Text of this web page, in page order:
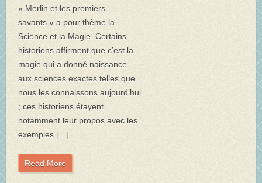
« Merlin et les premiers
savants » a pour thème la
Science et la Magie. Certains
historiens affirment que c’est la
magie qui a donné naissance
aux sciences exactes telles que
nous les connaissons aujourd’hui
; ces historiens étayent
notamment leur propos avec les
exemples […]
Read More